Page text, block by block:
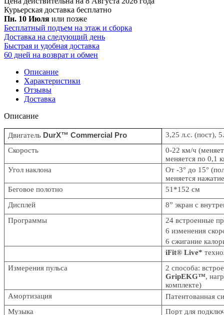
Курьерская доставка бесплатно
Пн. 10 Июля или позже
Бесплатный подъем на этаж и сборка
Доставка на следующий день
Быстрая и удобная доставка
60 дней на возврат и обмен
Описание
Характеристики
Отзывы
Доставка
Описание
Двигатель DurX™ Commercial Pro
3,25 л.с. (пост),
Скорость
0-22 км/ч
меняется по 0,1
Угол наклона
От -3° до 15°
меняется
Беговое полотно
51*152 см
Дисплей
8” экран с
Программы
24 встроенные
6 изменения
6 сжигание
iFit® Live*
Измерения пульса
2 способа:
GripEKG™,
комплекте)
Амортизация
Патентованная
Музыка
Порт для